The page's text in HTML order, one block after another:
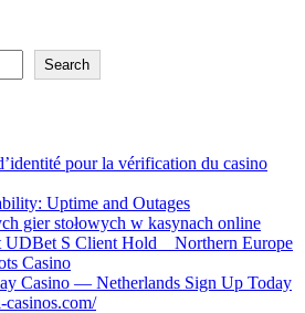
Search
pour la vérification du casino
Uptime and Outages
gier stołowych w kasynach online
S Client Hold _ Northern Europe
Casino
Casino — Netherlands Sign Up Today